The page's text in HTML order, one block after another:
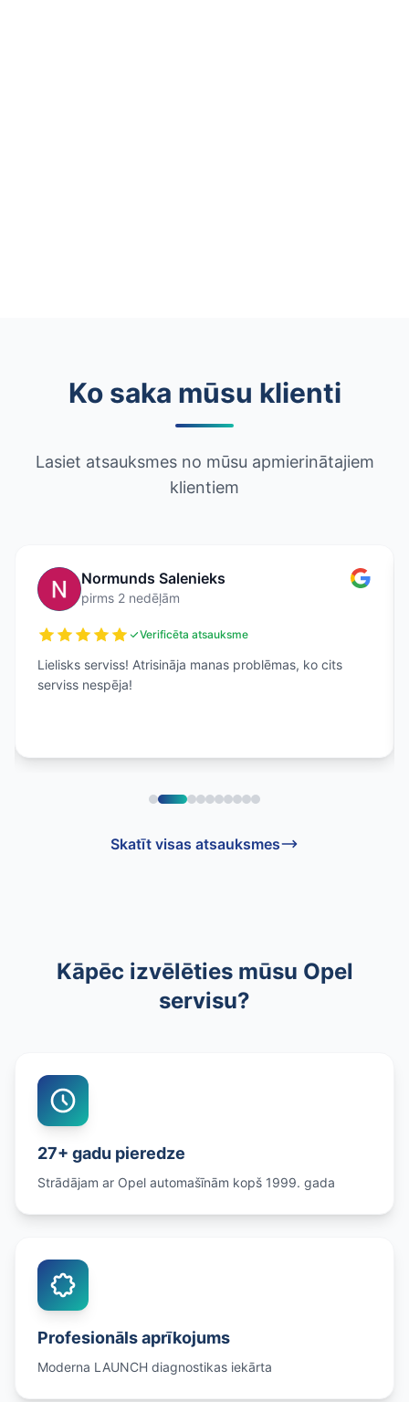
Ko saka mūsu klienti
Lasiet atsauksmes no mūsu apmierinātajiem
klientiem
Normunds Salenieks
pirms 2 nedēļām
Verificēta atsauksme
Lielisks serviss! Atrisināja manas problēmas, ko cits
serviss nespēja!
Skatīt visas atsauksmes
Kāpēc izvēlēties mūsu Opel
servisu?
27+ gadu pieredze
Strādājam ar Opel automašīnām kopš 1999. gada
Profesionāls aprīkojums
Moderna LAUNCH diagnostikas iekārta